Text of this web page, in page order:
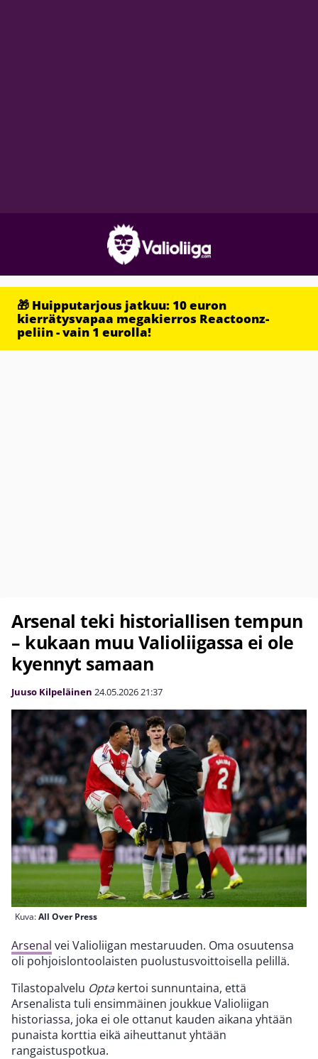
🎁 Huipputarjous jatkuu: 10 euron
kierrätysvapaa megakierros Reactoonz-
peliin - vain 1 eurolla!
Arsenal teki historiallisen tempun
– kukaan muu Valioliigassa ei ole
kyennyt samaan
Juuso Kilpeläinen 24.05.202621:37
Kuva:All Over Press
Arsenal vei Valioliigan mestaruuden. Oma osuutensa
oli pohjoislontoolaisten puolustusvoittoisella pelillä.
Tilastopalvelu Optakertoi sunnuntaina, että
Arsenalista tuli ensimmäinen joukkue Valioliigan
historiassa, joka ei ole ottanut kauden aikana yhtään
punaista korttia eikä aiheuttanut yhtään
rangaistuspotkua.